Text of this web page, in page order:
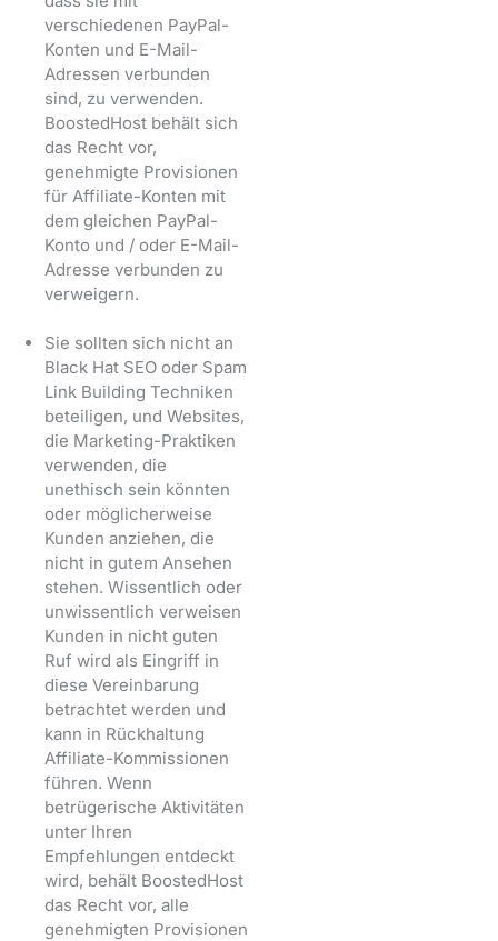
verschiedenen PayPal-
Konten und E-Mail-
Adressen verbunden
sind, zu verwenden.
BoostedHost behält sich
das Recht vor,
genehmigte Provisionen
für Affiliate-Konten mit
dem gleichen PayPal-
Konto und / oder E-Mail-
Adresse verbunden zu
verweigern.
Sie sollten sich nicht an
Black Hat SEO oder Spam
Link Building Techniken
beteiligen, und Websites,
die Marketing-Praktiken
verwenden, die
unethisch sein könnten
oder möglicherweise
Kunden anziehen, die
nicht in gutem Ansehen
stehen. Wissentlich oder
unwissentlich verweisen
Kunden in nicht guten
Ruf wird als Eingriff in
diese Vereinbarung
betrachtet werden und
kann in Rückhaltung
Affiliate-Kommissionen
führen. Wenn
betrügerische Aktivitäten
unter Ihren
Empfehlungen entdeckt
wird, behält BoostedHost
das Recht vor, alle
genehmigten Provisionen